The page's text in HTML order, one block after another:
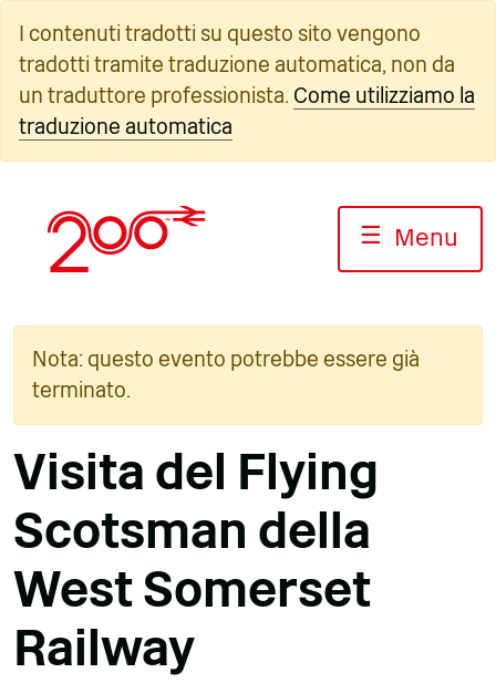
contenuto
I contenuti tradotti su questo sito vengono
tradotti tramite traduzione automatica, non da
un traduttore professionista. Come utilizziamo la
traduzione automatica
☰ Menu
Nota: questo evento potrebbe essere già
terminato.
Visita del Flying
Scotsman della
West Somerset
Railway